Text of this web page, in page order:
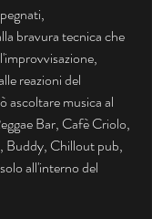
bravura tecnica che
reazioni del
ascoltare musica al
Bar, Cafè Criolo,
Buddy, Chillout pub,
all'interno del